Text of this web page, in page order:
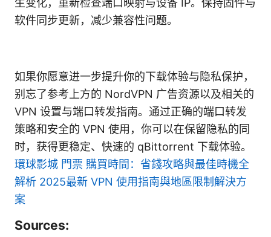
生变化，重新检查端口映射与设备 IP。保持固件与
软件同步更新，减少兼容性问题。
如果你愿意进一步提升你的下载体验与隐私保护，
别忘了参考上方的 NordVPN 广告资源以及相关的
VPN 设置与端口转发指南。通过正确的端口转发
策略和安全的 VPN 使用，你可以在保留隐私的同
时，获得更稳定、快速的 qBittorrent 下载体验。
環球影城 門票 購買時間：省錢攻略與最佳時機全
解析 2025最新 VPN 使用指南與地區限制解決方
案
Sources: